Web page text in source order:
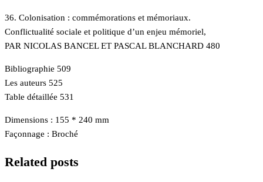
36. Colonisation : commémorations et mémoriaux.
Conflictualité sociale et politique d’un enjeu mémoriel,
PAR NICOLAS BANCEL ET PASCAL BLANCHARD 480
Bibliographie 509
Les auteurs 525
Table détaillée 531
Dimensions : 155 * 240 mm
Façonnage : Broché
Related posts